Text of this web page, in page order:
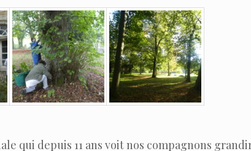
qui depuis 11 ans voit nos compagnons